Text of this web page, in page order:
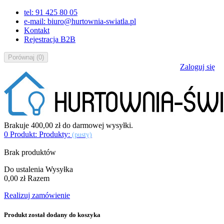
tel: 91 425 80 05
e-mail: biuro@hurtownia-swiatla.pl
Kontakt
Rejestracja B2B
Porównaj (0)
Zaloguj się
Brakuje 400,00 złdo darmowej wysyłki.
0 Produkt: Produkty: (pusty)
Brak produktów
Do ustalenia Wysyłka
0,00 zł Razem
Realizuj zamówienie
Produkt został dodany do koszyka